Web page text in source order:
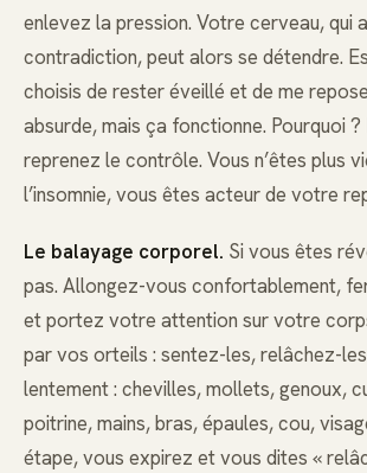
enlevez la pression. Votre cerveau, qui
contradiction, peut alors se détendre.
choisis de rester éveillé et de me
absurde, mais ça fonctionne. Pourquoi
reprenez le contrôle. Vous n’êtes plus
l’insomnie, vous êtes acteur de votre
Le balayage corporel. Si vous êtes
pas. Allongez-vous confortablement,
et portez votre attention sur votre
par vos orteils : sentez-les, relâchez-
lentement : chevilles, mollets, genoux,
poitrine, mains, bras, épaules, cou,
étape, vous expirez et vous dites «